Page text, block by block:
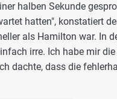
halben Sekunde
hatten", konstatiert
als Hamilton war. In
irre. Ich habe mir
dachte, dass die